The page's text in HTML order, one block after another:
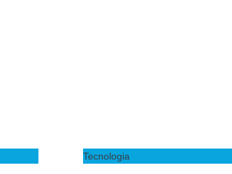
Tecnologia